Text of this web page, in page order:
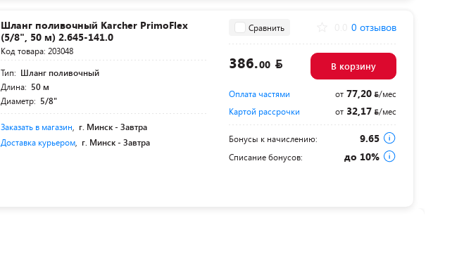
Шланг поливочный Karcher PrimoFlex
(5/8", 50 м) 2.645-141.0
Код товара: 203048
Тип: Шланг поливочный
Длина: 50 м
Диаметр: 5/8"
Заказать в магазин г. Минск -Завтра
Доставка курьером г. Минск -Завтра
Сравнить 0 отзывов
386.00 В корзину
Оплата частями от77,20
/мес
Картой рассрочки
от32,17 /мес
Бонусы к начислению: 9.65
Списание бонусов: до 10%